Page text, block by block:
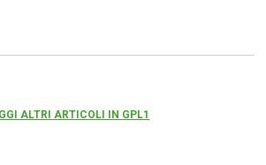
ALTRI ARTICOLI IN GPL1